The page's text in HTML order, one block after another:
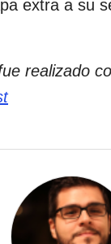
extra a su
realizado